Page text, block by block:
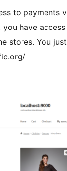
to payments
you have
stores. You